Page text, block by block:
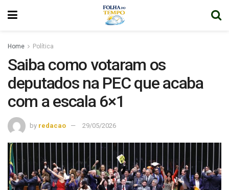
Home Política
Saiba como votaram os
deputados na PEC que acaba
com a escala 6×1
by redacao 29/05/2026